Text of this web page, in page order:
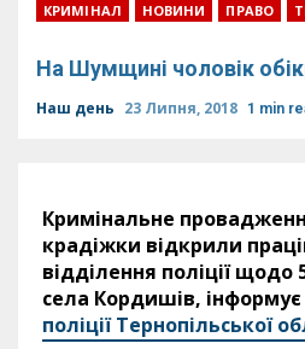
КРИМІНАЛ НОВИНИ ПРАВО
На Шумщині чоловік
Наш день 23 Липня, 2018 1 min
Кримінальне
крадіжки відкрили
відділення поліції
села Кордишів, інформує
поліції Тернопільської